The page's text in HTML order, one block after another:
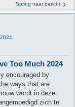
Spring naar bericht
Too Much 2024
encouraged by
ways that are
wordt in deze
zich te